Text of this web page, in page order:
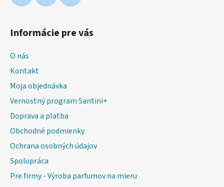
Informácie pre vás
O nás
Kontakt
Moja objednávka
Vernostný program Santini+
Doprava a platba
Obchodné podmienky
Ochrana osobných údajov
Spolupráca
Pre firmy - Výroba parfumov na mieru